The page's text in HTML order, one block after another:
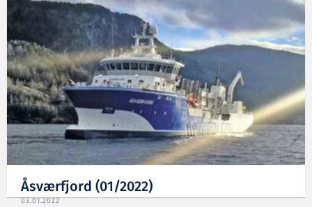
Åsværfjord (01/2022)
03.01.2022